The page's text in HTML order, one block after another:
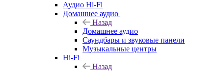
Аудио Hi-Fi
Домашнее аудио
Назад
Домашнее аудио
Саундбары и звуковые панели
Музыкальные центры
Hi-Fi
Назад